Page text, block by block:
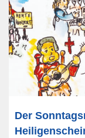
Der